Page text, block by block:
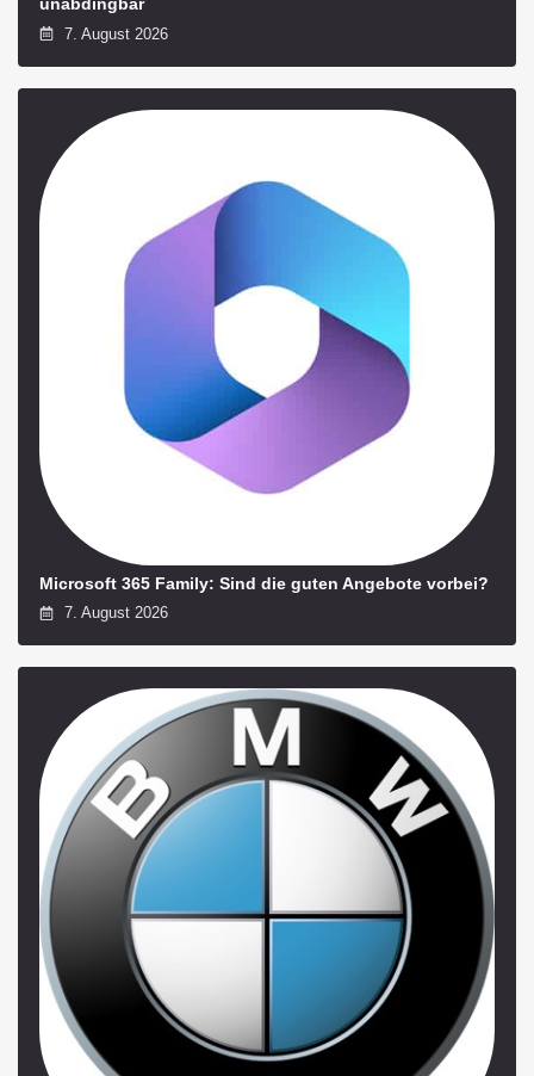
unabdingbar
7. August 2026
Microsoft 365 Family: Sind die guten Angebote vorbei?
7. August 2026